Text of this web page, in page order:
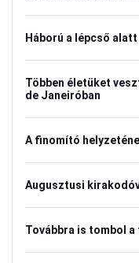
Háború a lépcső alatt
Többen életüket
de Janeiróban
A finomító
Augusztusi
Továbbra is tombol